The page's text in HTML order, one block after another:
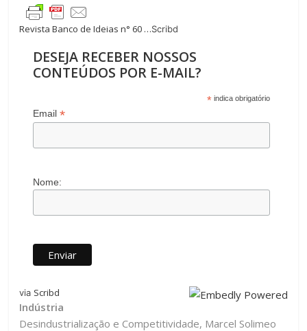
e
o
o
k
ittat
A
p
e
a
m
k
dI
n
ar
til
ar
Revista Banco de Ideias n° 60 …Scribd
DESEJA RECEBER NOSSOS
CONTEÚDOS POR E-MAIL?
* indica obrigatório
Email*
Nome:
via Scribd
Indústria
Desindustrialização e Competitividade, Marcel Solimeo